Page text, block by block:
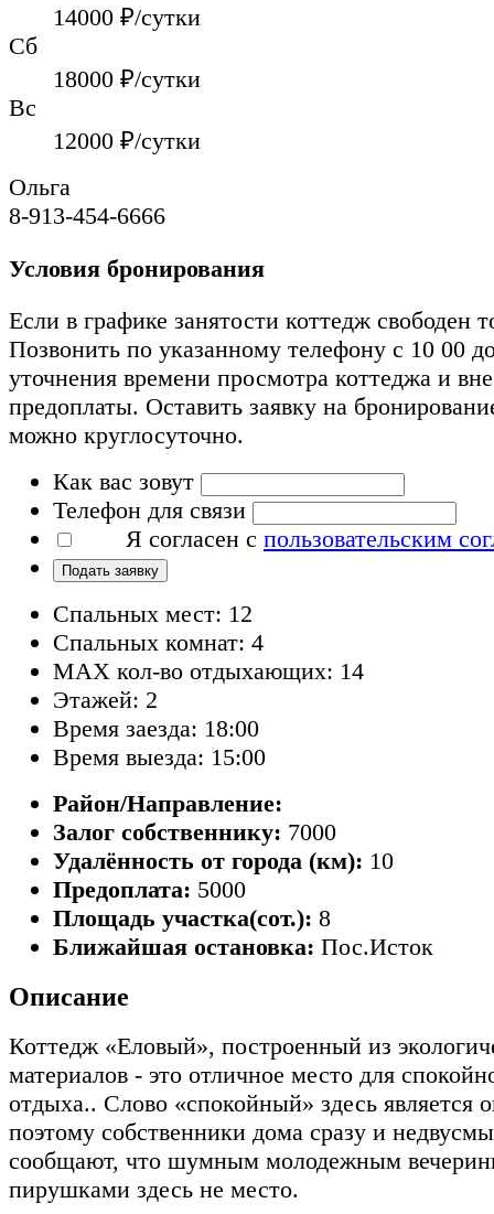
14000 ₽/сутки
Сб
18000 ₽/сутки
Вс
12000 ₽/сутки
Ольга
8-913-454-6666
Условия бронирования
Если в графике занятости коттедж свободен
Позвонить по указанному телефону с 10 00
уточнения времени просмотра коттеджа и
предоплаты. Оставить заявку на
можно круглосуточно.
Как вас зовут
Телефон для связи
Я согласен с пользовательским
Подать заявку
Спальных мест: 12
Спальных комнат: 4
MAX кол-во отдыхающих: 14
Этажей: 2
Время заезда: 18:00
Время выезда: 15:00
Район/Направление:
Залог собственнику: 7000
Удалённость от города (км): 10
Предоплата: 5000
Площадь участка(сот.): 8
Ближайшая остановка: Пос.Исток
Описание
Коттедж «Еловый», построенный из
материалов - это отличное место для
отдыха.. Слово «спокойный» здесь является
поэтому собственники дома сразу и
сообщают, что шумным молодежным
пирушками здесь не место.